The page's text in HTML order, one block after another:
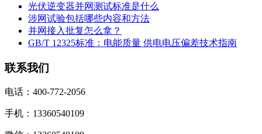
光伏逆变器并网测试标准是什么
涉网试验包括哪些内容和方法
并网接入批复怎么拿？
GB/T 12325标准：电能质量 供电电压偏差技术指南
联系我们
电话：400-772-2056
手机：13360540109